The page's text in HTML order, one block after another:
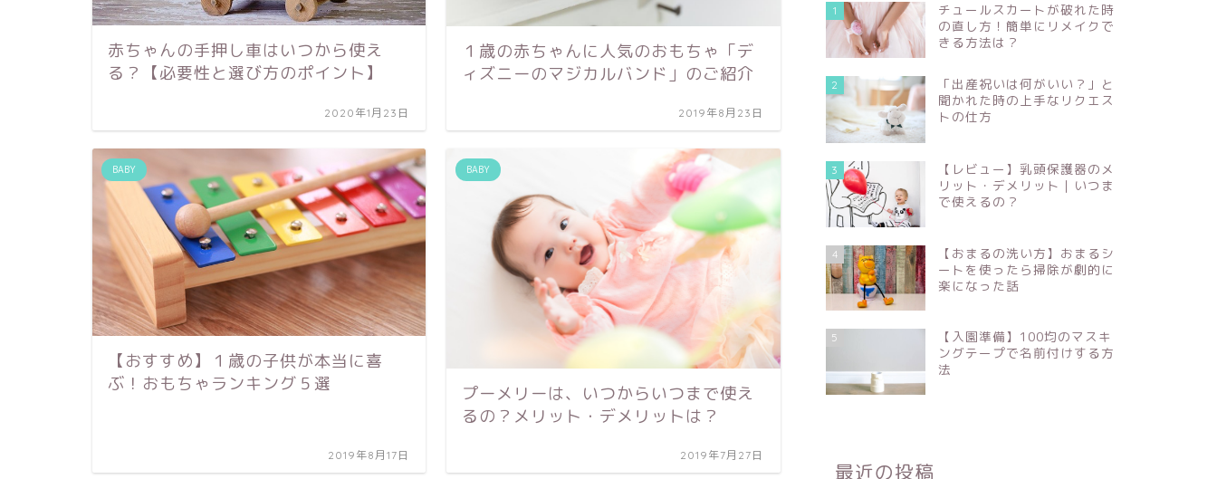
赤ちゃんの手押し車はいつから使え
る？【必要性と選び方のポイント】
2020年1月23日
１歳の赤ちゃんに人気のおもちゃ「デ
ィズニーのマジカルバンド」のご紹介
2019年8月23日
BABY
【おすすめ】１歳の子供が本当に喜
ぶ！おもちゃランキング５選
2019年8月17日
BABY
プーメリーは、いつからいつまで使え
るの？メリット・デメリットは？
2019年7月27日
1
チュールスカートが破れた時
の直し方！簡単にリメイクで
きる方法は？
2
「出産祝いは何がいい？」と
聞かれた時の上手なリクエス
トの仕方
3
【レビュー】乳頭保護器のメ
リット・デメリット｜いつま
で使えるの？
4
【おまるの洗い方】おまるシ
ートを使ったら掃除が劇的に
楽になった話
5
【入園準備】100均のマスキ
ングテープで名前付けする方
法
最近の投稿